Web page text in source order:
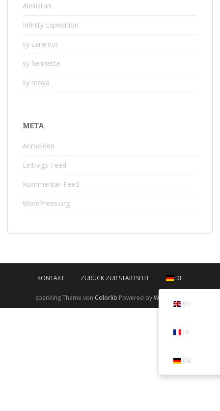
Alekistan
Infinity Expedition
sy caramor
sy henrietta
sy moya
META
Anmelden
Eintrags-Feed
Kommentar-Feed
WordPress.org
KONTAKT ZURÜCK ZUR STARTSEITE DE
EN
FR
DE
sparkling Theme von Colorlib Powered byWordPress